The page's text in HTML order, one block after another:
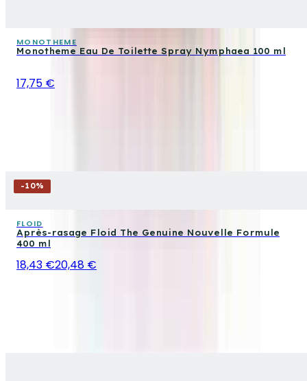
MONOTHEME
Monotheme Eau De Toilette Spray Nymphaea 100 ml
17,75 €
-10%
FLOID
Après-rasage Floid The Genuine Nouvelle Formule
400 ml
18,43 €20,48 €